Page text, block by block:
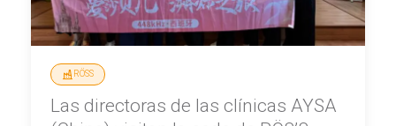
RÖSS
Las directoras de las clínicas AYSA